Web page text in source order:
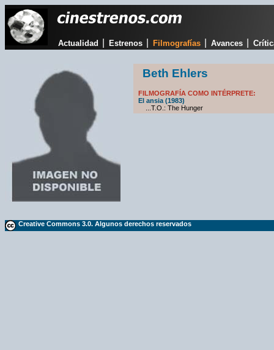
Actualidad Estrenos Filmografías Avances
Beth Ehlers
FILMOGRAFÍA COMO INTÉRPRETE:
El ansia (1983)
...T.O.: The Hunger
Creative Commons 3.0. Algunos derechos reservados